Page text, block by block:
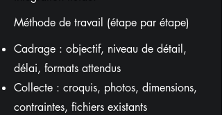
Méthode de travail (étape par étape)
Cadrage : objectif, niveau de détail,
délai, formats attendus
Collecte : croquis, photos, dimensions,
contraintes, fichiers existants